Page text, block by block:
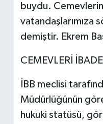
buydu.
vatandaşlarımıza
demiştir. Ekrem
CEMEVLERİ
İBB meclisi
Müdürlüğünün
hukuki statüsü,